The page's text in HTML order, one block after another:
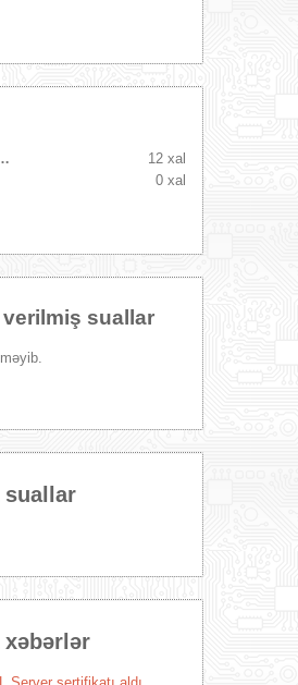
Mərkəzi
12 xal
0 xal
suallar
suallar
xəbərlər